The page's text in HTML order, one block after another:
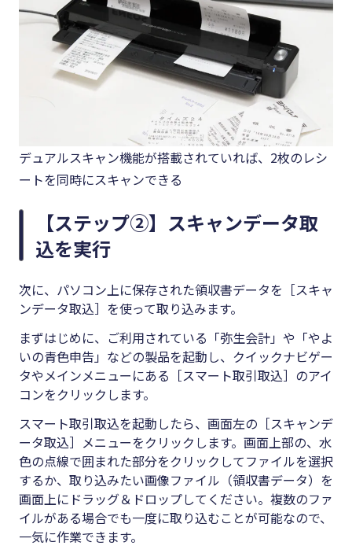
デュアルスキャン機能が搭載されていれば、2枚のレシ
ートを同時にスキャンできる
【ステップ②】スキャンデータ取
込を実行
次に、パソコン上に保存された領収書データを［スキャ
ンデータ取込］を使って取り込みます。
まずはじめに、ご利用されている「弥生会計」や「やよ
いの青色申告」などの製品を起動し、クイックナビゲー
タやメインメニューにある［スマート取引取込］のアイ
コンをクリックします。
スマート取引取込を起動したら、画面左の［スキャンデ
ータ取込］メニューをクリックします。画面上部の、水
色の点線で囲まれた部分をクリックしてファイルを選択
するか、取り込みたい画像ファイル（領収書データ）を
画面上にドラッグ＆ドロップしてください。複数のファ
イルがある場合でも一度に取り込むことが可能なので、
一気に作業できます。